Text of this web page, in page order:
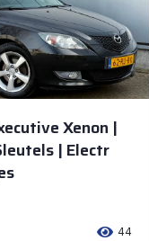
Xenon |
| Electr
44